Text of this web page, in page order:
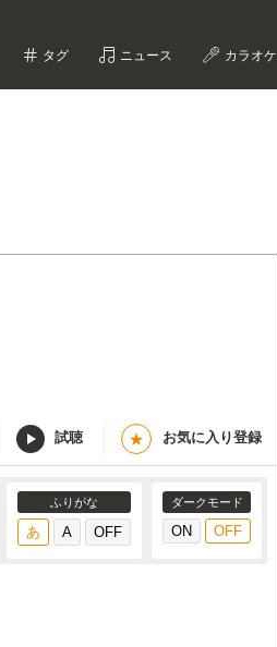
タグ ニュース カラオケ
試聴 ★ お気に入り登録
ふりがな ダークモード